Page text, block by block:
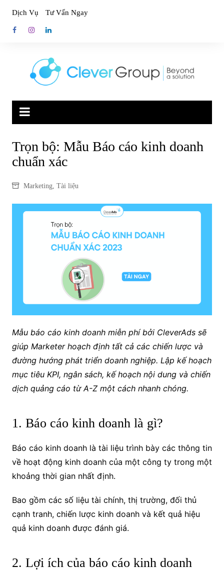
content
Dịch Vụ Tư Vấn Ngay
Trọn bộ: Mẫu Báo cáo kinh doanh
chuẩn xác
Marketing, Tài liệu
Mẫu báo cáo kinh doanh miễn phí bởi CleverAds sẽ
giúp Marketer hoạch định tất cả các chiến lược và
đường hướng phát triển doanh nghiệp. Lập kế hoạch
mục tiêu KPI, ngân sách, kế hoạch nội dung và chiến
dịch quảng cáo từ A-Z một cách nhanh chóng.
1. Báo cáo kinh doanh là gì?
Báo cáo kinh doanh là tài liệu trình bày các thông tin
về hoạt động kinh doanh của một công ty trong một
khoảng thời gian nhất định.
Bao gồm các số liệu tài chính, thị trường, đối thủ
cạnh tranh, chiến lược kinh doanh và kết quả hiệu
quả kinh doanh được đánh giá.
2. Lợi ích của báo cáo kinh doanh